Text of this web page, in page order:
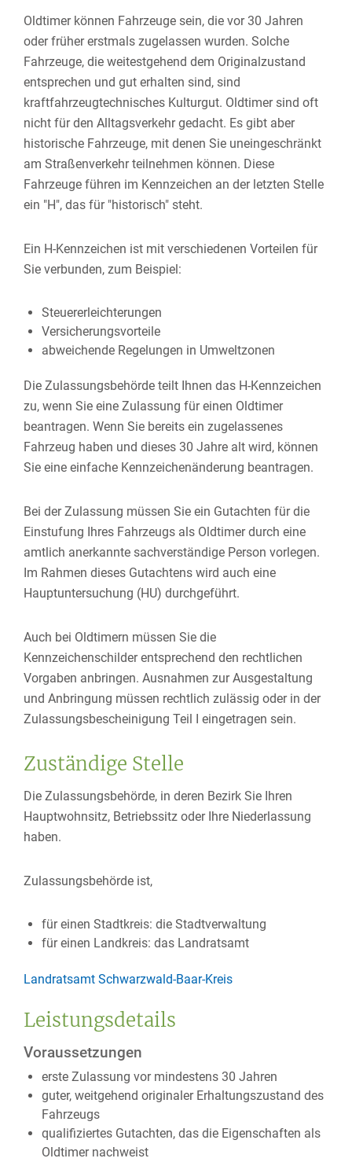
Oldtimer können Fahrzeuge sein, die vor 30 Jahren
oder früher erstmals zugelassen wurden. Solche
Fahrzeuge, die weitestgehend dem Originalzustand
entsprechen und gut erhalten sind, sind
kraftfahrzeugtechnisches Kulturgut. Oldtimer sind oft
nicht für den Alltagsverkehr gedacht. Es gibt aber
historische Fahrzeuge, mit denen Sie uneingeschränkt
am Straßenverkehr teilnehmen können. Diese
Fahrzeuge führen im Kennzeichen an der letzten Stelle
ein "H", das für "historisch" steht.
Ein H-Kennzeichen ist mit verschiedenen Vorteilen für
Sie verbunden, zum Beispiel:
Steuererleichterungen
Versicherungsvorteile
abweichende Regelungen in Umweltzonen
Die Zulassungsbehörde teilt Ihnen das H-Kennzeichen
zu, wenn Sie eine Zulassung für einen Oldtimer
beantragen. Wenn Sie bereits ein zugelassenes
Fahrzeug haben und dieses 30 Jahre alt wird, können
Sie eine einfache Kennzeichenänderung beantragen.
Bei der Zulassung müssen Sie ein Gutachten für die
Einstufung Ihres Fahrzeugs als Oldtimer durch eine
amtlich anerkannte sachverständige Person vorlegen.
Im Rahmen dieses Gutachtens wird auch eine
Hauptuntersuchung (HU) durchgeführt.
Auch bei Oldtimern müssen Sie die
Kennzeichenschilder entsprechend den rechtlichen
Vorgaben anbringen. Ausnahmen zur Ausgestaltung
und Anbringung müssen rechtlich zulässig oder in der
Zulassungsbescheinigung Teil I eingetragen sein.
Zuständige Stelle
Die Zulassungsbehörde, in deren Bezirk Sie Ihren
Hauptwohnsitz, Betriebssitz oder Ihre Niederlassung
haben.
Zulassungsbehörde ist,
für einen Stadtkreis: die Stadtverwaltung
für einen Landkreis: das Landratsamt
Landratsamt Schwarzwald-Baar-Kreis
Leistungsdetails
Voraussetzungen
erste Zulassung vor mindestens 30 Jahren
guter, weitgehend originaler Erhaltungszustand des
Fahrzeugs
qualifiziertes Gutachten, das die Eigenschaften als
Oldtimer nachweist